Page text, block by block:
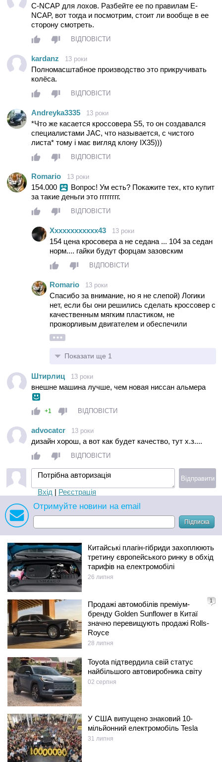
C-NCAP для лохов. Разбейте ее по правилам E-
NCAP, вот тогда и посмотрим, стоит ли вообще в ее
сторону смотреть.
ВІДПОВІСТИ
kardanz 13 роки
Полномасштабное производство это прикручивать
колёса.
ВІДПОВІСТИ
Andreyka3335 13 роки
*Что же касается кроссовера S5, то он создавался
специалистами JAC, что называется, с чистого
листа* тому і має вигляд клону IX35)))
ВІДПОВІСТИ
Romario 13 роки
154.000
Вопрос! Ум есть? Покажите тех, кто купит
за такие деньги это гггггггг.
ВІДПОВІСТИ
Xxxxxxxxxxxx43 13 роки
154 цена кросовера а не седана ... 104 за седан
норм.... гайки будут форцам зазовским
ВІДПОВІСТИ
Romario 13 роки
Спасибо за внимание, но я не слепой) Логики
нет, если бы они решились сделать кроссовер с
качественным мягким пластиком, не
прожорливым двигателем и обеспечили
хорошее обслуживание, тогда да, конкурентам
пришлось бы думать, а так... Корыто, которое
на наших дорогах ржаветь будет, жрать бензин
как не в себя, и стоить 20000$ это не серьезно!
Показати ще 1
Штирлиц 13 роки
внешне машина лучше, чем новая ниссан альмера
+1 ВІДПОВІСТИ
advocatcr 13 роки
дизайн хорош, а вот как будет качество, тут х.з....
ВІДПОВІСТИ
Потрібна авторизація
Вхід | Реєстрація
Відправити
Отримуйте новини на email
Підписка
Китайські плагін-гібриди захоплюють
третину європейського ринку в обхід
тарифів на електромобілі
26 липня
1
Продажі автомобілів преміум-
бренду Golden Sunflower в Китаї
значно перевищують продажі Rolls-
Royce
28 липня
Toyota підтвердила свій статус
найбільшого автовиробника світу
02 серпня
У США випущено знаковий 10-
мільйонний електромобіль Tesla
31 липня